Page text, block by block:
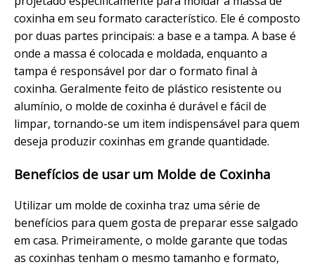
coxinha em seu formato característico. Ele é composto
por duas partes principais: a base e a tampa. A base é
onde a massa é colocada e moldada, enquanto a
tampa é responsável por dar o formato final à
coxinha. Geralmente feito de plástico resistente ou
alumínio, o molde de coxinha é durável e fácil de
limpar, tornando-se um item indispensável para quem
deseja produzir coxinhas em grande quantidade.
Benefícios de usar um Molde de Coxinha
Utilizar um molde de coxinha traz uma série de
benefícios para quem gosta de preparar esse salgado
em casa. Primeiramente, o molde garante que todas
as coxinhas tenham o mesmo tamanho e formato,